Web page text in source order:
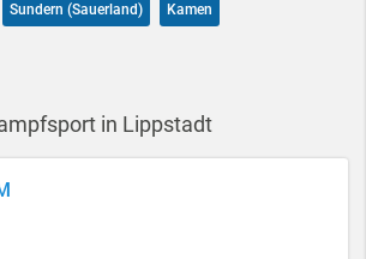
Sundern (Sauerland) Kamen
in Lippstadt